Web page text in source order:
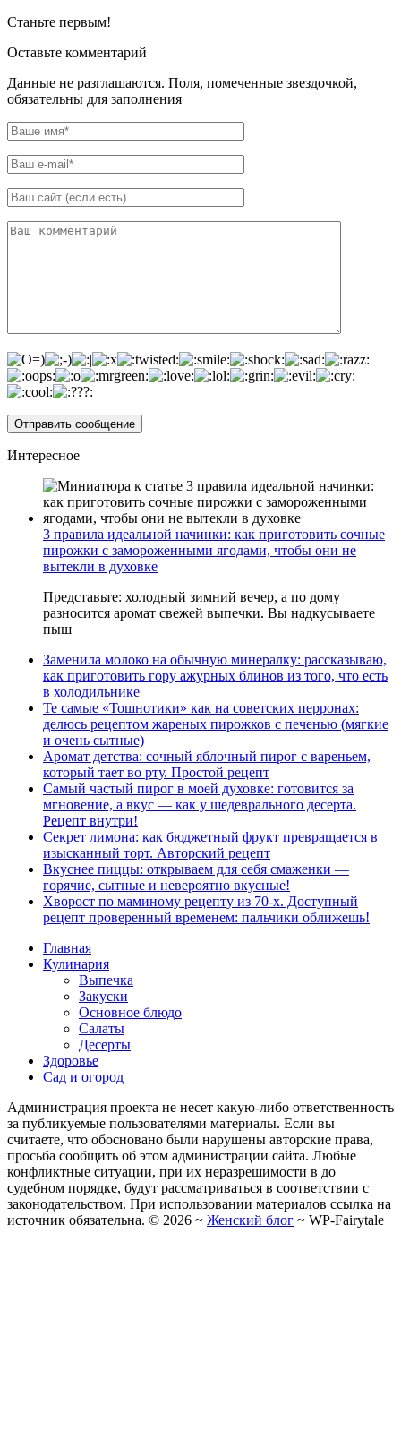
Станьте первым!
Оставьте комментарий
Данные не разглашаются. Поля, помеченные звездочкой,
обязательны для заполнения
Интересное
3 правила идеальной начинки: как приготовить сочные
пирожки с замороженными ягодами, чтобы они не
вытекли в духовке
Представьте: холодный зимний вечер, а по дому
разносится аромат свежей выпечки. Вы надкусываете
пыш
Заменила молоко на обычную минералку: рассказываю,
как приготовить гору ажурных блинов из того, что есть
в холодильнике
Те самые «Тошнотики» как на советских перронах:
делюсь рецептом жареных пирожков с печенью (мягкие
и очень сытные)
Аромат детства: сочный яблочный пирог с вареньем,
который тает во рту. Простой рецепт
Самый частый пирог в моей духовке: готовится за
мгновение, а вкус — как у шедеврального десерта.
Рецепт внутри!
Секрет лимона: как бюджетный фрукт превращается в
изысканный торт. Авторский рецепт
Вкуснее пиццы: открываем для себя смаженки —
горячие, сытные и невероятно вкусные!
Хворост по маминому рецепту из 70-х. Доступный
рецепт проверенный временем: пальчики оближешь!
Главная
Кулинария
Выпечка
Закуски
Основное блюдо
Салаты
Десерты
Здоровье
Сад и огород
Администрация проекта не несет какую-либо ответственность
за публикуемые пользователями материалы. Если вы
считаете, что обосновано были нарушены авторские права,
просьба сообщить об этом администрации сайта. Любые
конфликтные ситуации, при их неразрешимости в до
судебном порядке, будут рассматриваться в соответствии с
законодательством. При использовании материалов ссылка на
источник обязательна. © 2026 ~ Женский блог ~ WP-Fairytale